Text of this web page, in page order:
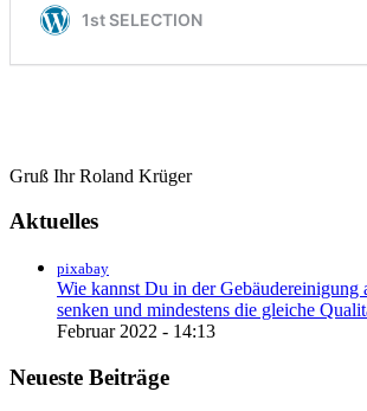
Gruß Ihr Roland Krüger
Aktuelles
pixabay
Wie kannst Du in der Gebäudereinigung
senken und mindestens die gleiche
Februar 2022 - 14:13
Neueste Beiträge